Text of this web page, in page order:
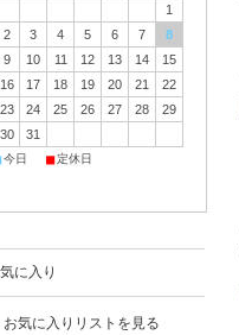
1
2
3 4 5 6 7
8
9
10 11 12 13 14
15
16
17 18 19 20 21
22
23
24 25 26 27 28
29
30
31
今日 ■定休日
に入り
お気に入りリストを見る